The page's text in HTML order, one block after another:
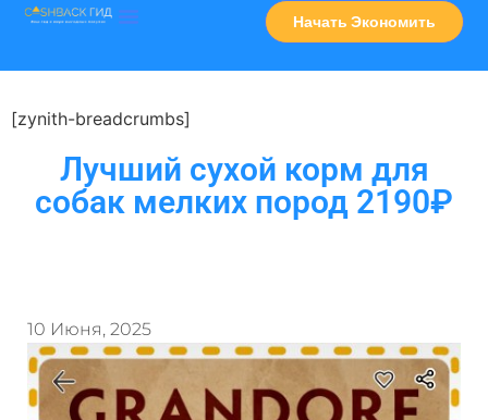
Начать Экономить
[zynith-breadcrumbs]
Лучший сухой корм для
собак мелких пород 2190₽
10 Июня, 2025